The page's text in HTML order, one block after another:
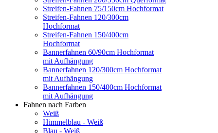
Streifen-Fahnen 75/150cm Hochformat
Streifen-Fahnen 120/300cm
Hochformat
Streifen-Fahnen 150/400cm
Hochformat
Bannerfahnen 60/90cm Hochformat
mit Aufhängung
Bannerfahnen 120/300cm Hochformat
mit Aufhängung
Bannerfahnen 150/400cm Hochformat
mit Aufhängung
Fahnen nach Farben
Weiß
Himmelblau - Weiß
Blau - Weiß